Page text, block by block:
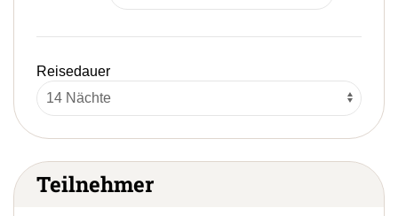
Reisedauer
Teilnehmer